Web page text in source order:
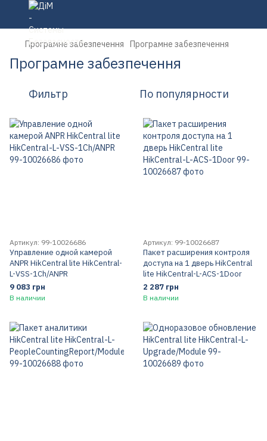
Програмне забезпечення Програмне забезпечення
Програмне забезпечення
Фильтр По популярности
Артикул: 99-10026686
Управление одной камерой
ANPR HikCentral lite HikCentral-
L-VSS-1Ch/ANPR
9 083 грн
В наличии
Артикул: 99-10026687
Пакет расширения контроля
доступа на 1 дверь HikCentral
lite HikCentral-L-ACS-1Door
2 287 грн
В наличии